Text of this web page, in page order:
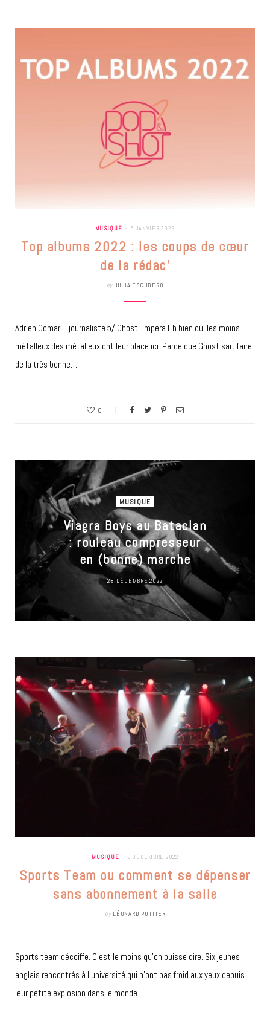
MUSIQUE 5 JANVIER 2023
Top albums 2022 : les coups de cœur
de la rédac’
by JULIA ESCUDERO
Adrien Comar – journaliste 5/ Ghost -Impera Eh bien oui les moins
métalleux des métalleux ont leur place ici. Parce que Ghost sait faire
de la très bonne…
0
MUSIQUE
Viagra Boys au Bataclan
: rouleau compresseur
en (bonne) marche
28 DÉCEMBRE 2022
MUSIQUE 6 DÉCEMBRE 2022
Sports Team ou comment se dépenser
sans abonnement à la salle
by LÉONARD POTTIER
Sports team décoiffe. C’est le moins qu’on puisse dire. Six jeunes
anglais rencontrés à l’université qui n’ont pas froid aux yeux depuis
leur petite explosion dans le monde…